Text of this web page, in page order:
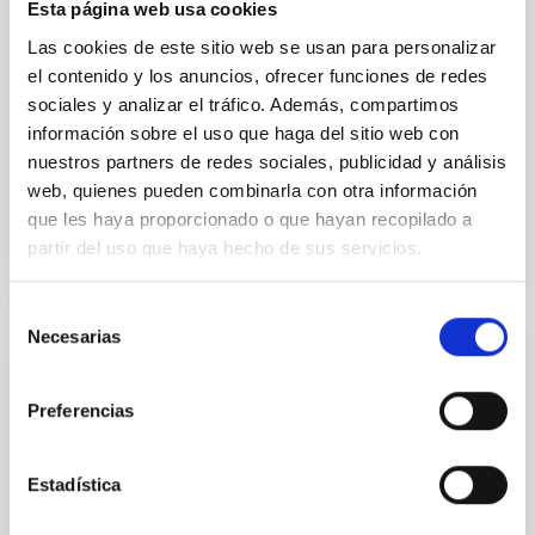
Esta página web usa cookies
Las cookies de este sitio web se usan para personalizar
el contenido y los anuncios, ofrecer funciones de redes
sociales y analizar el tráfico. Además, compartimos
información sobre el uso que haga del sitio web con
nuestros partners de redes sociales, publicidad y análisis
web, quienes pueden combinarla con otra información
que les haya proporcionado o que hayan recopilado a
partir del uso que haya hecho de sus servicios.
Necesarias
Preferencias
Estadística
científica y su contribución al avance de la astrofísica.
durante el acto del Día Institucional de la Universidad
de La Laguna , celebrado en el Paraninfo con motivo
del 234 aniversario de la fundación de la institución
académica. En este evento
Advertised on 03/12/2026 - 17:07:52
From studying the universe to
allows us to “listen” to the structure of the
human brain